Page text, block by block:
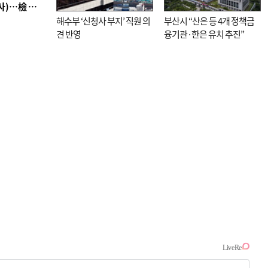
■ 검사 신분 버리고 직급하향(10년 이하 저연차 검사)…檢 중수청행 기피
해수부 ‘신청사 부지’ 직원 의
견 반영
부산시 “산은 등 4개 정책금
융기관·한은 유치 추진”